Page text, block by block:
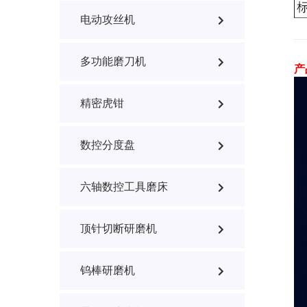
电动攻丝机
多功能磨刀机
精密虎钳
数控分度盘
六轴数控工具磨床
顶针切断研磨机
钨棒研磨机